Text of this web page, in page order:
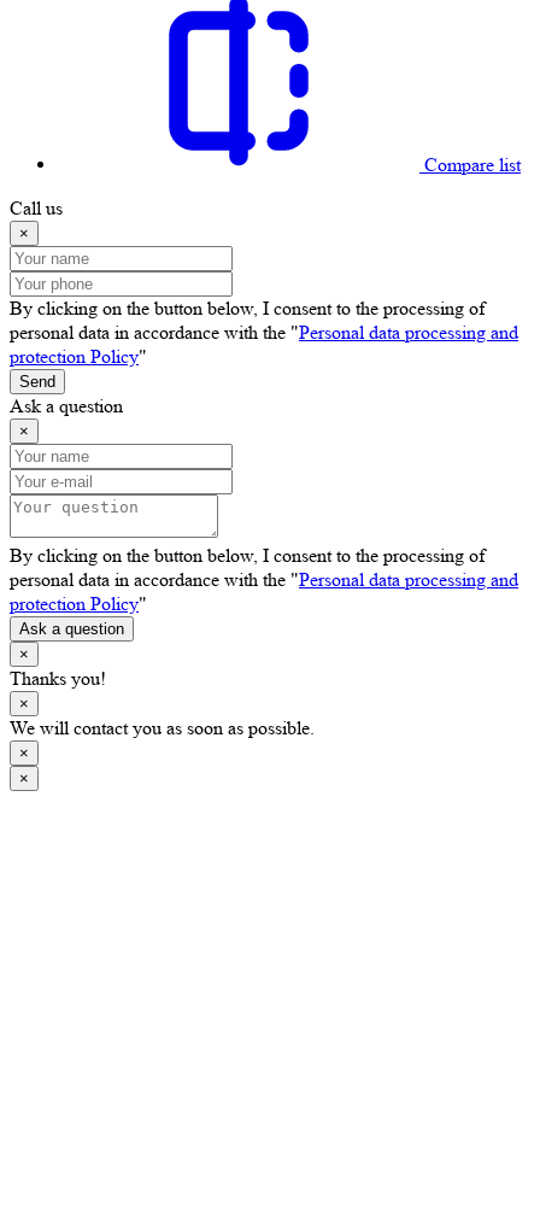
Compare list
Call us
×
By clicking on the button below, I consent to the processing of
personal data in accordance with the "Personal data processing and
protection Policy"
Send
Ask a question
×
By clicking on the button below, I consent to the processing of
personal data in accordance with the "Personal data processing and
protection Policy"
Ask a question
×
Thanks you!
×
We will contact you as soon as possible.
×
×